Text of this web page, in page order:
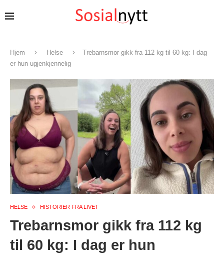
Hjem Helse
Trebarnsmor gikk fra 112 kg til 60 kg: I dag
er hun ugjenkjennelig
HELSE HISTORIER FRA LIVET
Trebarnsmor gikk fra 112 kg
til 60 kg: I dag er hun